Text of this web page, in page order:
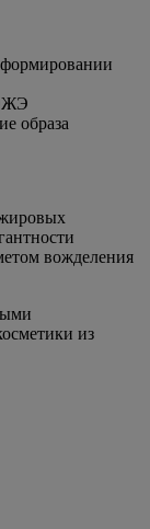
образа
вожделения
из